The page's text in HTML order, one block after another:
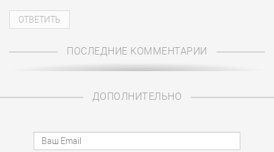
ПОСЛЕДНИЕ КОММЕНТАРИИ
ДОПОЛНИТЕЛЬНО